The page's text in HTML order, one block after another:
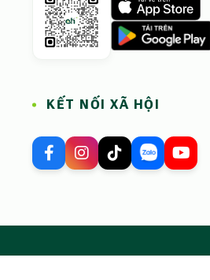
KẾT NỐI XÃ HỘI